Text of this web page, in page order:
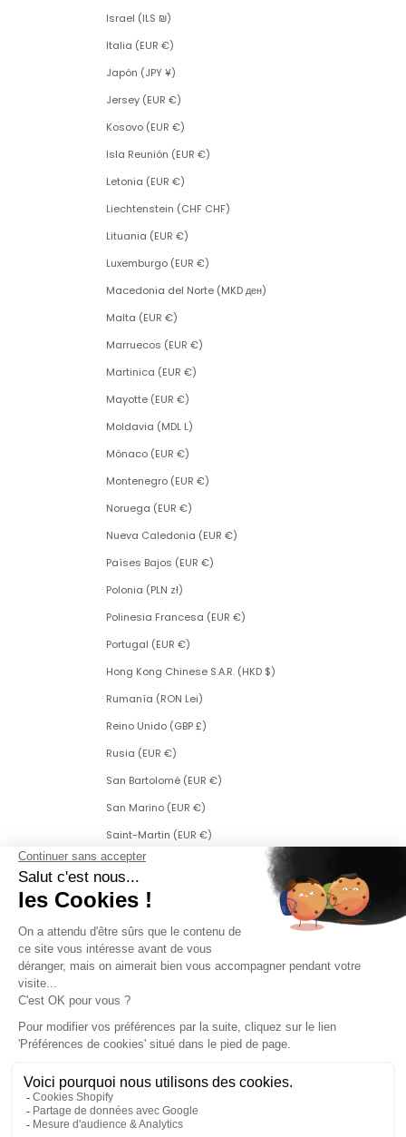
Israel (ILS ₪)
Italia (EUR €)
Japón (JPY ¥)
Jersey (EUR €)
Kosovo (EUR €)
Isla Reunión (EUR €)
Letonia (EUR €)
Liechtenstein (CHF CHF)
Lituania (EUR €)
Luxemburgo (EUR €)
Macedonia del Norte (MKD ден)
Malta (EUR €)
Marruecos (EUR €)
Martinica (EUR €)
Mayotte (EUR €)
Moldavia (MDL L)
Mónaco (EUR €)
Montenegro (EUR €)
Noruega (EUR €)
Nueva Caledonia (EUR €)
Países Bajos (EUR €)
Polonia (PLN zł)
Polinesia Francesa (EUR €)
Portugal (EUR €)
Hong Kong Chinese S.A.R. (HKD $)
Rumanía (RON Lei)
Reino Unido (GBP £)
Rusia (EUR €)
San Bartolomé (EUR €)
San Marino (EUR €)
Saint-Martin (EUR €)
San Martín (parte neerlandesa) (ANG ƒ)
San Pedro y Miquelón (EUR €)
Singapur (SGD $)
Eslovaquia (EUR €)
Eslovenia (EUR €)
Suecia (SEK kr)
Suiza (CHF CHF)
Svalbard y Jan Mayen (EUR €)
República Checa (CZK Kč)